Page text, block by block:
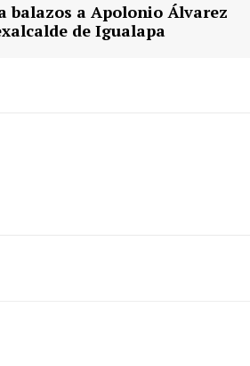
balazos a Apolonio Álvarez
de Igualapa